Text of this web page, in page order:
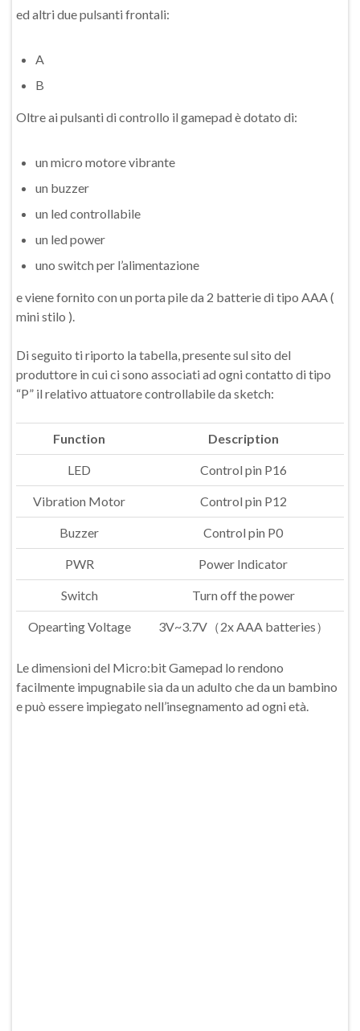
ed altri due pulsanti frontali:
A
B
Oltre ai pulsanti di controllo il gamepad è dotato di:
un micro motore vibrante
un buzzer
un led controllabile
un led power
uno switch per l’alimentazione
e viene fornito con un porta pile da 2 batterie di tipo AAA (
mini stilo ).
Di seguito ti riporto la tabella, presente sul sito del
produttore in cui ci sono associati ad ogni contatto di tipo
“P” il relativo attuatore controllabile da sketch:
Function Description
LED Control pin P16
Vibration Motor Control pin P12
Buzzer Control pin P0
PWR Power Indicator
Switch Turn off the power
Opearting Voltage 3V~3.7V（2x AAA batteries）
Le dimensioni del Micro:bit Gamepad lo rendono
facilmente impugnabile sia da un adulto che da un bambino
e può essere impiegato nell’insegnamento ad ogni età.